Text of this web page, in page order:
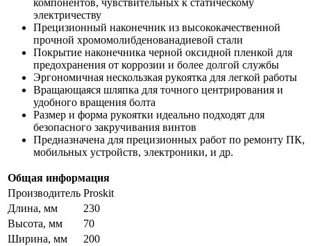
электричеству
Прецизионный наконечник из высококачественной
прочной хромомолибденованадиевой стали
Покрытие наконечника черной оксидной пленкой для
предохранения от коррозии и более долгой службы
Эргономичная нескользкая рукоятка для легкой работы
Вращающаяся шляпка для точного центрирования и
удобного вращения болта
Размер и форма рукоятки идеально подходят для
безопасного закручивания винтов
Предназначена для прецизионных работ по ремонту ПК,
мобильных устройств, электроники, и др.
Общая информация
Производитель Proskit
Длина, мм
230
Высота, мм
70
Ширина, мм
200